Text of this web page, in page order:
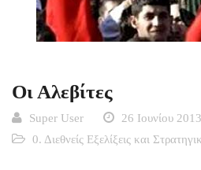
Οι Αλεβίτες
Super User
26 Ιουνίου 2013
0. Διεθνείς Εξελίξεις και